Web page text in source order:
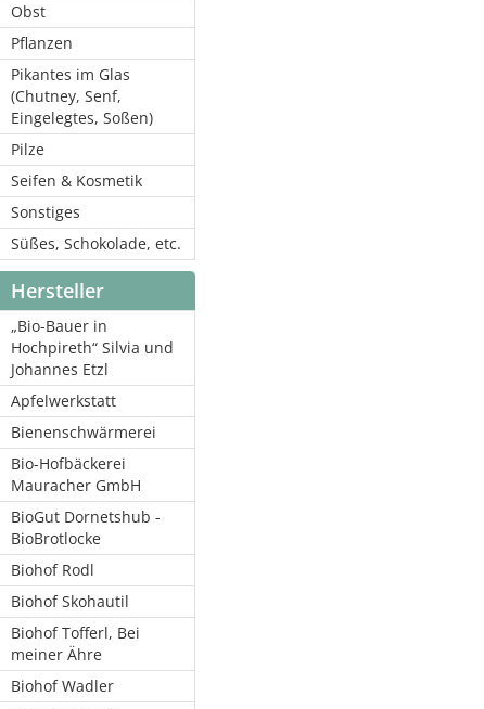
Obst
Pflanzen
Pikantes im Glas
(Chutney, Senf,
Eingelegtes, Soßen)
Pilze
Seifen & Kosmetik
Sonstiges
Süßes, Schokolade, etc.
Hersteller
„Bio-Bauer in
Hochpireth“ Silvia und
Johannes Etzl
Apfelwerkstatt
Bienenschwärmerei
Bio-Hofbäckerei
Mauracher GmbH
BioGut Dornetshub -
BioBrotlocke
Biohof Rodl
Biohof Skohautil
Biohof Tofferl, Bei
meiner Ähre
Biohof Wadler